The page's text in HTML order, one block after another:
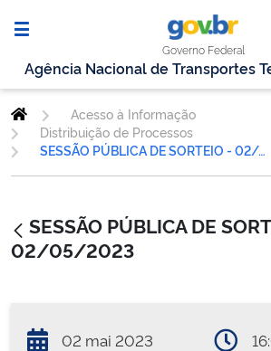
Governo Federal
Agência Nacional de Transportes
Acesso à Informação
Distribuição de Processos
SESSÃO PÚBLICA DE SORTEIO - 02/05/2023
SESSÃO PÚBLICA DE
02/05/2023
02 mai 2023